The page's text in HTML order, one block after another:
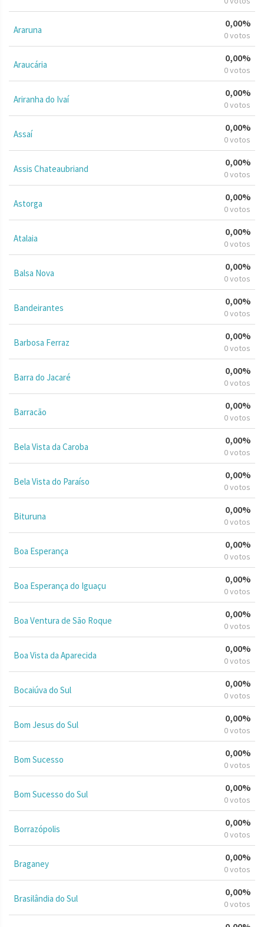
Araruna
0,00%
0 votos
Araucária
0,00%
0 votos
Ariranha do Ivaí
0,00%
0 votos
Assaí
0,00%
0 votos
Assis Chateaubriand
0,00%
0 votos
Astorga
0,00%
0 votos
Atalaia
0,00%
0 votos
Balsa Nova
0,00%
0 votos
Bandeirantes
0,00%
0 votos
Barbosa Ferraz
0,00%
0 votos
Barra do Jacaré
0,00%
0 votos
Barracão
0,00%
0 votos
Bela Vista da Caroba
0,00%
0 votos
Bela Vista do Paraíso
0,00%
0 votos
Bituruna
0,00%
0 votos
Boa Esperança
0,00%
0 votos
Boa Esperança do Iguaçu
0,00%
0 votos
Boa Ventura de São Roque
0,00%
0 votos
Boa Vista da Aparecida
0,00%
0 votos
Bocaiúva do Sul
0,00%
0 votos
Bom Jesus do Sul
0,00%
0 votos
Bom Sucesso
0,00%
0 votos
Bom Sucesso do Sul
0,00%
0 votos
Borrazópolis
0,00%
0 votos
Braganey
0,00%
0 votos
Brasilândia do Sul
0,00%
0 votos